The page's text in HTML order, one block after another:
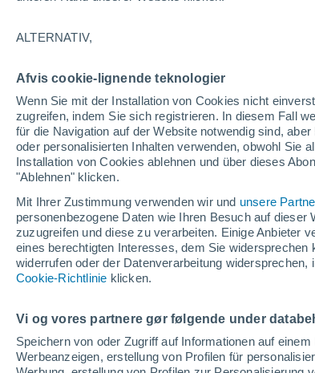
ALTERNATIV,
Afvis cookie-lignende teknologier
Wenn Sie mit der Installation von Cookies nicht
zugreifen, indem Sie sich registrieren. In diesem Fall
für die Navigation auf der Website notwendig sind,
oder personalisierten Inhalten verwenden, obwohl Sie
Installation von Cookies ablehnen und über dieses
"Ablehnen" klicken.
Mit Ihrer Zustimmung verwenden wir und unsere
personenbezogene Daten wie Ihren Besuch auf
zuzugreifen und diese zu verarbeiten. Einige Anbieter
eines berechtigten Interesses, dem Sie
widerrufen oder der Datenverarbeitung widersprechen,
Cookie-Richtlinie klicken.
Vi og vores partnere gør følgende under
Speichern von oder Zugriff auf Informationen auf
Werbeanzeigen, erstellung von Profilen für
Ein Erdbeben der
Peru
Das Erdbeben überraschte Anwohner und
Infrastruktur in Gebieten nahe dem